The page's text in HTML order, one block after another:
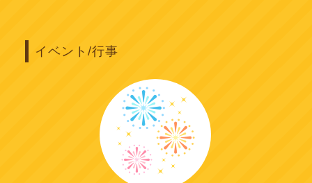
イベント/行事